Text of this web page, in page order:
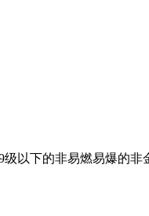
以下的非易燃易爆的